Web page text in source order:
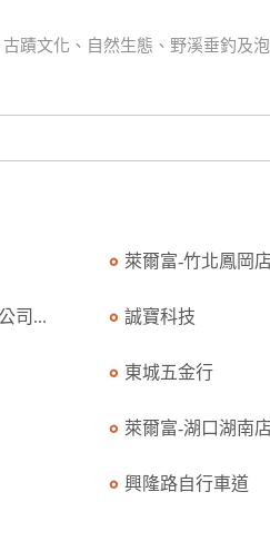
蹟文化、自然生態、野溪垂釣及
萊爾富-竹北鳳岡店
司... 誠寶科技
東城五金行
萊爾富-湖口湖南店
興隆路自行車道